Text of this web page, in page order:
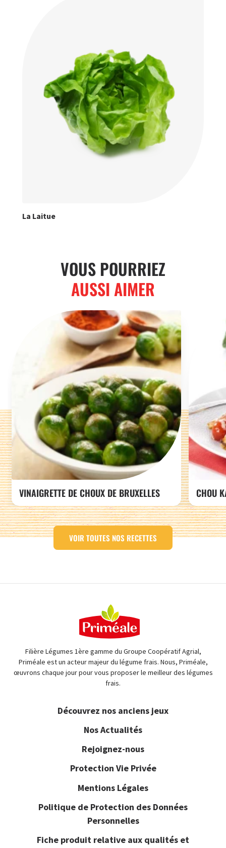
La Laitue
VOUS POURRIEZ
AUSSI AIMER
VINAIGRETTE DE CHOUX DE BRUXELLES CHOU
VOIR TOUTES NOS RECETTES
Filière Légumes 1ère gamme du Groupe Coopératif Agrial,
Priméale est un acteur majeur du légume frais. Nous, Priméale,
œuvrons chaque jour pour vous proposer le meilleur des légumes
frais.
Découvrez nos anciens jeux
Nos Actualités
Rejoignez-nous
Protection Vie Privée
Mentions Légales
Politique de Protection des Données
Personnelles
Fiche produit relative aux qualités et